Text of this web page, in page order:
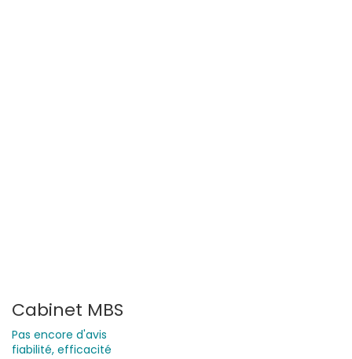
Cabinet MBS
Pas encore d'avis
fiabilité, efficacité